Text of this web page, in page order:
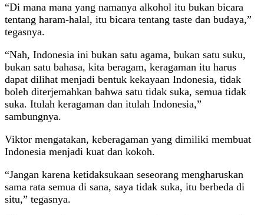
“Di mana mana yang namanya alkohol itu bukan bicara
tentang haram-halal, itu bicara tentang taste dan budaya,”
tegasnya.
“Nah, Indonesia ini bukan satu agama, bukan satu suku,
bukan satu bahasa, kita beragam, keragaman itu harus
dapat dilihat menjadi bentuk kekayaan Indonesia, tidak
boleh diterjemahkan bahwa satu tidak suka, semua tidak
suka. Itulah keragaman dan itulah Indonesia,”
sambungnya.
Viktor mengatakan, keberagaman yang dimiliki membuat
Indonesia menjadi kuat dan kokoh.
“Jangan karena ketidaksukaan seseorang mengharuskan
sama rata semua di sana, saya tidak suka, itu berbeda di
situ,” tegasnya.